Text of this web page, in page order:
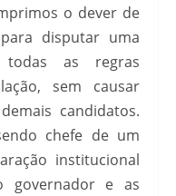
o dever de
disputar uma
todas as regras
sem causar
candidatos.
chefe de um
institucional
governador e as